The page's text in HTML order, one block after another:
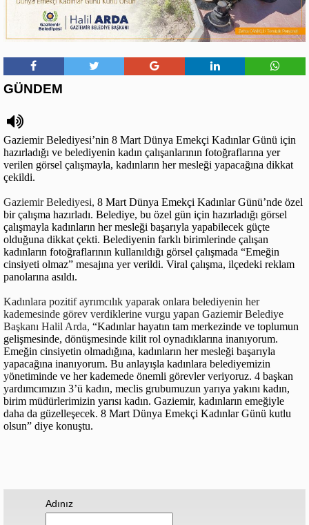
GÜNDEM
Gaziemir Belediyesi’nin 8 Mart Dünya Emekçi Kadınlar Günü için
hazırladığı ve belediyenin kadın çalışanlarının fotoğraflarına yer
verilen görsel çalışmayla, kadınların her mesleği yapacağına dikkat
çekildi.
Gaziemir Belediyesi, 8 Mart Dünya Emekçi Kadınlar Günü’nde özel
bir çalışma hazırladı. Belediye, bu özel gün için hazırladığı görsel
çalışmayla kadınların her mesleği başarıyla yapabilecek güçte
olduğuna dikkat çekti. Belediyenin farklı birimlerinde çalışan
kadınların fotoğraflarının kullanıldığı görsel çalışmada “Emeğin
cinsiyeti olmaz” mesajına yer verildi. Viral çalışma, ilçedeki reklam
panolarına asıldı.
Kadınlara pozitif ayrımcılık yaparak onlara belediyenin her
kademesinde görev verdiklerine vurgu yapan Gaziemir Belediye
Başkanı Halil Arda, “Kadınlar hayatın tam merkezinde ve toplumun
gelişmesinde, dönüşmesinde kilit rol oynadıklarına inanıyorum.
Emeğin cinsiyetin olmadığına, kadınların her mesleği başarıyla
yapacağına inanıyorum. Bu anlayışla kadınlara belediyemizin
yönetiminde ve her kademede önemli görevler veriyoruz. 4 başkan
yardımcımızın 3’ü kadın, meclis grubumuzun yarıya yakını kadın,
birim müdürlerimizin yarısı kadın. Gaziemir, kadınların emeğiyle
daha da güzelleşecek. 8 Mart Dünya Emekçi Kadınlar Günü kutlu
olsun” diye konuştu.
Adınız